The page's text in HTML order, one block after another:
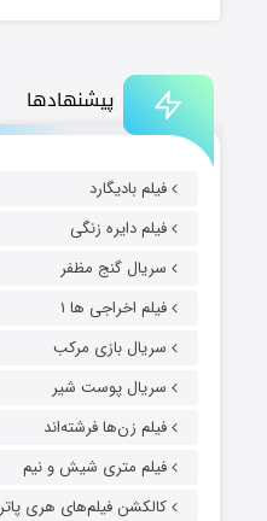
پیشنهادها
فیلم بادیگارد
فیلم دایره زنگی
سریال گنج مظفر
فیلم اخراجی ها ۱
سریال بازی مرکب
سریال پوست شیر
فیلم زن‌ها فرشته‌اند
فیلم متری شیش و نیم
کالکشن فیلم‌های هری پاتر